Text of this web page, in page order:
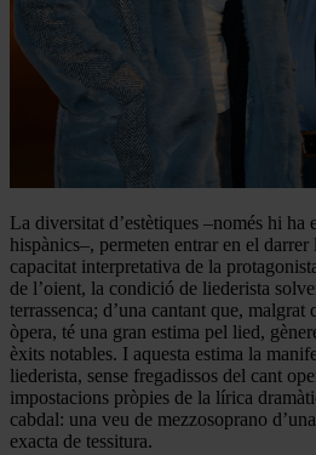
La diversitat d’estètiques –només hi ha
hispànics–, permeten entrar en el
capacitat interpretativa de la
de l’oient, la condició de liederista
terrassenca; d’una cantant que, malgrat
òpera, té una gran estima pel lied,
èxits notables. I aquesta estima la
liederista, sense fregadissos del cant
impostacions pròpies de la lírica
cabdal: una veu de mezzosoprano
exacta de tessitura.